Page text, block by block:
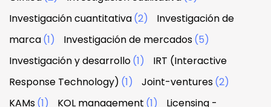
Investigación cuantitativa(2)
Investigación de
marca(1) Investigación de mercados(5)
Investigación y desarrollo(1)
IRT (Interactive
Response Technology) (1) Joint-ventures(2)
KAMs(1) KOL management (1)
Licensing -